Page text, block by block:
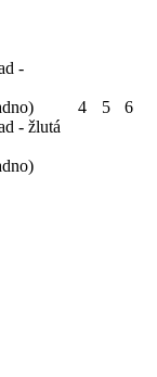
-
- žlutá
4 5 6